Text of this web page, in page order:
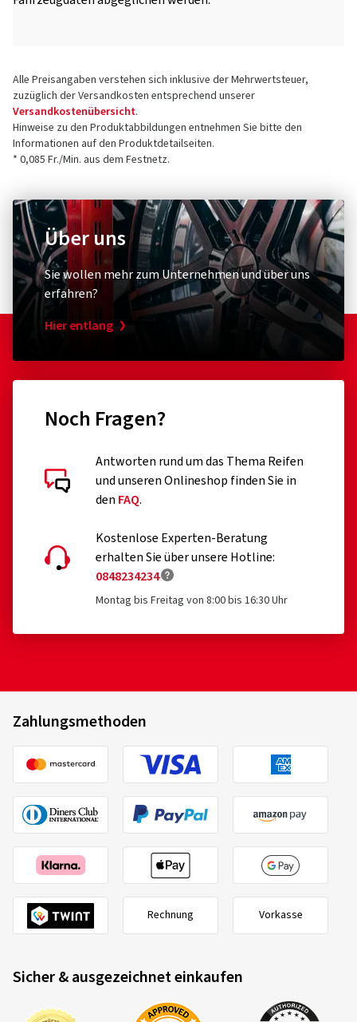
Alle Preisangaben verstehen sich inklusive der Mehrwertsteuer,
zuzüglich der Versandkosten entsprechend unserer
Versandkostenübersicht.
Hinweise zu den Produktabbildungen entnehmen Sie bitte den
Informationen auf den Produktdetailseiten.
* 0,085 Fr./Min. aus dem Festnetz.
Über uns
Sie wollen mehr zum Unternehmen und über uns
erfahren?
Hier entlang
Noch Fragen?
Antworten rund um das Thema Reifen
und unseren Onlineshop finden Sie in
den FAQ.
Kostenlose Experten-Beratung
erhalten Sie über unsere Hotline:
0848234234
Montag bis Freitag von 8:00 bis 16:30 Uhr
Zahlungsmethoden
Rechnung Vorkasse
Sicher & ausgezeichnet einkaufen